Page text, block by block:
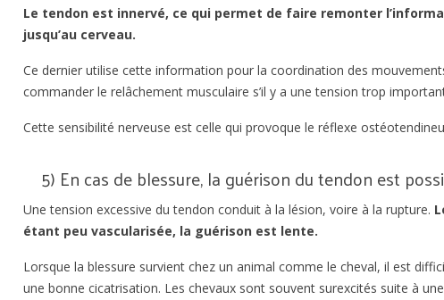
Le tendon est innervé, ce qui permet de faire remonter
jusqu’au cerveau.
Ce dernier utilise cette information pour la coordination des
commander le relâchement musculaire s’il y a une tension trop
Cette sensibilité nerveuse est celle qui provoque le réflexe
5) En cas de blessure, la guérison du tendon est
Une tension excessive du tendon conduit à la lésion, voire à la rupture.
étant peu vascularisée, la guérison est lente.
Lorsque la blessure survient chez un animal comme le cheval, il est
une bonne cicatrisation. Les chevaux sont souvent surexcités suite à